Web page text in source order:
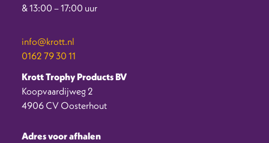
& 13:00 – 17:00 uur
info@krott.nl
0162 79 30 11
Krott Trophy Products BV
Koopvaardijweg 2
4906 CV Oosterhout
Adres voor afhalen